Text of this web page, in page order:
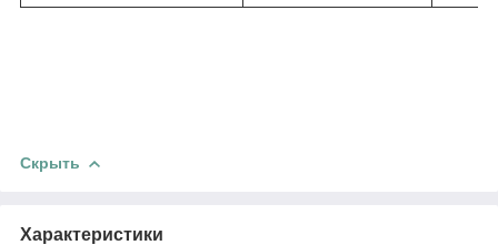
Скрыть
Характеристики